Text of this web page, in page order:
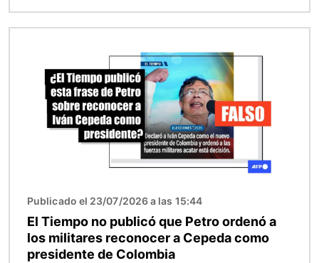
Publicado el 23/07/2026 a las 15:44
El Tiempo no publicó que Petro ordenó a
los militares reconocer a Cepeda como
presidente de Colombia